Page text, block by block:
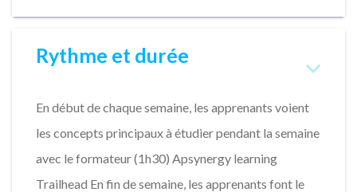
Rythme et durée
En début de chaque semaine, les apprenants voient
les concepts principaux à étudier pendant la semaine
avec le formateur (1h30) Apsynergy learning
Trailhead En fin de semaine, les apprenants font le